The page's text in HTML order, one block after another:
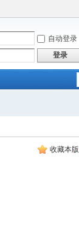
自动登录
登录
收藏本版